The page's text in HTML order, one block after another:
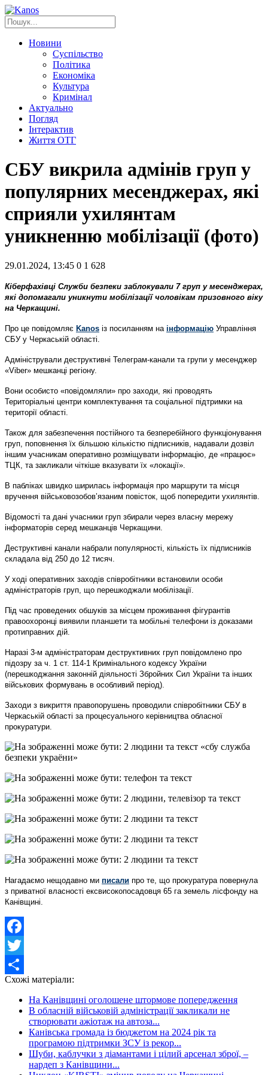
Новини
Суспільство
Політика
Економіка
Культура
Кримінал
Актуально
Погляд
Інтерактив
Життя ОТГ
СБУ викрила адмінів груп у
популярних месенджерах, які
сприяли ухилянтам
уникненню мобілізації (фото)
29.01.2024, 13:45 0 1 628
Кіберфахівці Служби безпеки заблокували 7 груп у месенджерах,
які допомагали уникнути мобілізації чоловікам призовного віку
на Черкащині.
Про це повідомляє Kanos із посиланням на інформацію Управління
СБУ у Черкаській області.
Адміністрували деструктивні Телеграм-канали та групи у месенджер
«Viber» мешканці регіону.
Вони особисто «повідомляли» про заходи, які проводять
Територіальні центри комплектування та соціальної підтримки на
території області.
Також для забезпечення постійного та безперебійного функціонування
груп, поповнення їх більшою кількістю підписників, надавали дозвіл
іншим учасникам оперативно розміщувати інформацію, де «працює»
ТЦК, та закликали чіткіше вказувати їх «локації».
В пабліках швидко ширилась інформація про маршрути та місця
вручення військовозобов’язаним повісток, щоб попередити ухилянтів.
Відомості та дані учасники груп збирали через власну мережу
інформаторів серед мешканців Черкащини.
Деструктивні канали набрали популярності, кількість їх підписників
складала від 250 до 12 тисяч.
У ході оперативних заходів співробітники встановили особи
адміністраторів груп, що перешкоджали мобілізації.
Під час проведених обшуків за місцем проживання фігурантів
правоохоронці виявили планшети та мобільні телефони із доказами
протиправних дій.
Наразі 3-м адміністраторам деструктивних груп повідомлено про
підозру за ч. 1 ст. 114-1 Кримінального кодексу України
(перешкоджання законній діяльності Збройних Сил України та інших
військових формувань в особливий період).
Заходи з викриття правопорушень проводили співробітники СБУ в
Черкаській області за процесуального керівництва обласної
прокуратури.
Нагадаємо нещодавно ми писали про те, що прокуратура повернула
з приватної власності ексвисокопосадовця 65 га земель лісфонду на
Канівщині.
Facebook
Twitter
Share
Схожі матеріали:
На Канівщині оголошене штормове попередження
В обласній військовій адміністрації закликали не
створювати ажіотаж на автоза...
Канівська громада із бюджетом на 2024 рік та
програмою підтримки ЗСУ із рекор...
Шуби, каблучки з діамантами і цілий арсенал зброї, –
нардеп з Канівщини...